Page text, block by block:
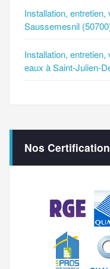
Installation,
Saussemesnil
Installation,
eaux à Saint-Julien-
Nos